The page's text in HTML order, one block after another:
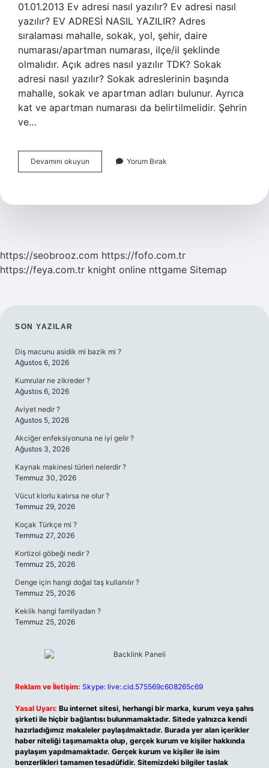
01.01.2013 Ev adresi nasıl yazılır? Ev adresi nasıl
yazılır? EV ADRESİ NASIL YAZILIR? Adres
sıralaması mahalle, sokak, yol, şehir, daire
numarası/apartman numarası, ilçe/il şeklinde
olmalıdır. Açık adres nasıl yazılır TDK? Sokak
adresi nasıl yazılır? Sokak adreslerinin başında
mahalle, sokak ve apartman adları bulunur. Ayrıca
kat ve apartman numarası da belirtilmelidir. Şehrin
ve…
Devamını okuyun
Nasıl
Tdk
Yorum Bırak
https://seobrooz.com https://fofo.com.tr
https://feya.com.tr knight online nttgame Sitemap
SIDEBAR
SON YAZILAR
Diş macunu asidik mi bazik mi ?
Ağustos 6, 2026
Kumrular ne zikreder ?
Ağustos 6, 2026
Aviyet nedir ?
Ağustos 5, 2026
Akciğer enfeksiyonuna ne iyi gelir ?
Ağustos 3, 2026
Kaynak makinesi türleri nelerdir ?
Temmuz 30, 2026
Vücut klorlu kalırsa ne olur ?
Temmuz 29, 2026
Koçak Türkçe mi ?
Temmuz 27, 2026
Kortizol göbeği nedir ?
Temmuz 25, 2026
Denge için hangi doğal taş kullanılır ?
Temmuz 25, 2026
Keklik hangi familyadan ?
Temmuz 25, 2026
Reklam ve İletişim: Skype: live:.cid.575569c608265c69
Yasal Uyarı: Bu internet sitesi, herhangi bir marka, kurum veya şahıs
şirketi ile hiçbir bağlantısı bulunmamaktadır. Sitede yalnızca kendi
hazırladığımız makaleler paylaşılmaktadır. Burada yer alan içerikler
haber niteliği taşımamakta olup, gerçek kurum ve kişiler hakkında
paylaşım yapılmamaktadır. Gerçek kurum ve kişiler ile isim
benzerlikleri tamamen tesadüfidir. Sitemizdeki bilgiler taslak